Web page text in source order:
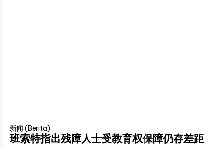
新闻 (Berita)
班索特指出残障人士受教育权保障仍存差距